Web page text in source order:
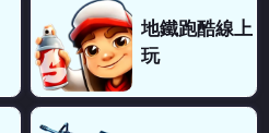
地鐵跑酷線上
玩